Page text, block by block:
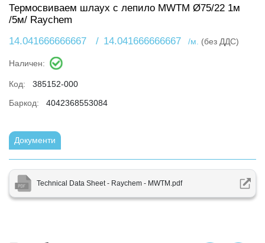
Термосвиваем шлаух с лепило MWTM Ø75/22 1м
/5м/ Raychem
14.041666666667
/
14.041666666667 /м. (без ДДС)
Наличен:
Код:
385152-000
Баркод:
4042368553084
Документи
Technical Data Sheet - Raychem - MWTM.pdf